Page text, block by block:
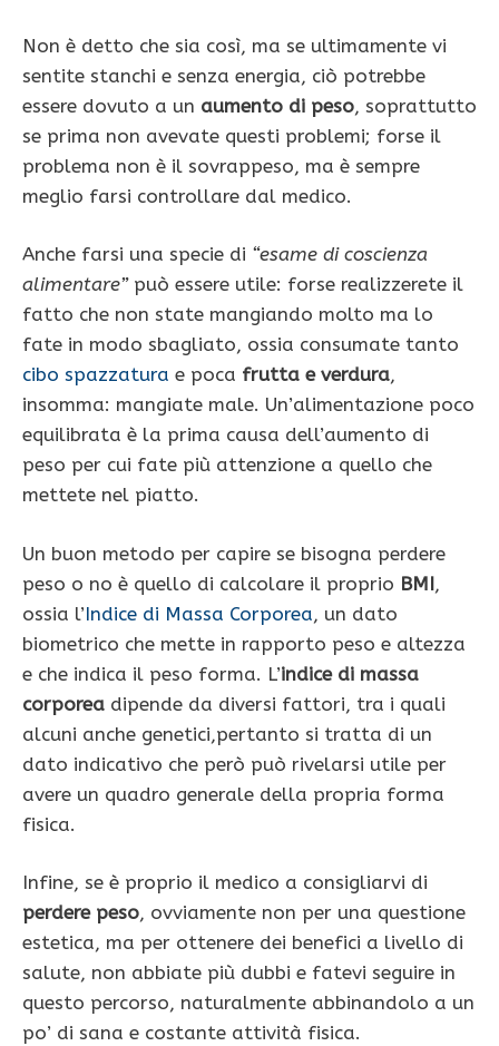
Non è detto che sia così, ma se ultimamente vi
sentite stanchi e senza energia, ciò potrebbe
essere dovuto a un aumento di peso, soprattutto
se prima non avevate questi problemi; forse il
problema non è il sovrappeso, ma è sempre
meglio farsi controllare dal medico.
Anche farsi una specie di “esame di coscienza
alimentare”può essere utile: forse realizzerete il
fatto che non state mangiando molto ma lo
fate in modo sbagliato, ossia consumate tanto
cibo spazzatura e poca frutta e verdura,
insomma: mangiate male. Un’alimentazione poco
equilibrata è la prima causa dell’aumento di
peso per cui fate più attenzione a quello che
mettete nel piatto.
Un buon metodo per capire se bisogna perdere
peso o no è quello di calcolare il proprio BMI,
ossia l’Indice di Massa Corporea, un dato
biometrico che mette in rapporto peso e altezza
e che indica il peso forma. L’indice di massa
corporea dipende da diversi fattori, tra i quali
alcuni anche genetici,pertanto si tratta di un
dato indicativo che però può rivelarsi utile per
avere un quadro generale della propria forma
fisica.
Infine, se è proprio il medico a consigliarvi di
perdere peso, ovviamente non per una questione
estetica, ma per ottenere dei benefici a livello di
salute, non abbiate più dubbi e fatevi seguire in
questo percorso, naturalmente abbinandolo a un
po’ di sana e costante attività fisica.